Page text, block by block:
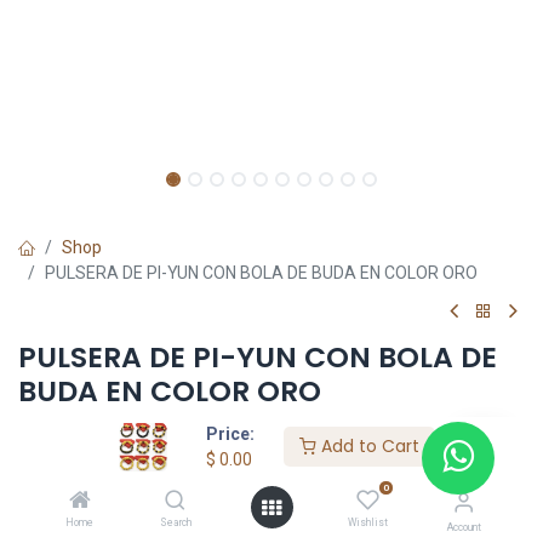
Price:
$ 0.00
Add to Cart
Home Search
0
Wishlist Account
Shop
PULSERA DE PI-YUN CON BOLA DE BUDA EN COLOR ORO
PULSERA DE PI-YUN CON BOLA DE
BUDA EN COLOR ORO
Add to Cart